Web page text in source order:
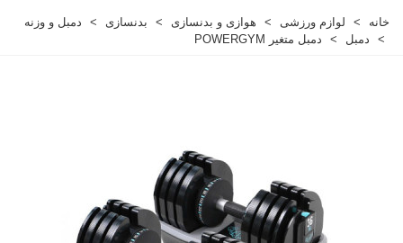
خانه > لوازم ورزشی > هوازی و بدنسازی > بدنسازی >
دمبل و وزنه
>
دمبل > دمبل متغیر POWERGYM